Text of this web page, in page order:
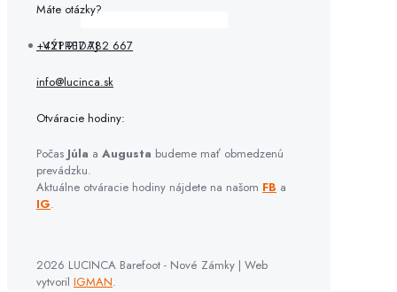
VÝPREDAJ
Máte otázky?
+421 917 782 667
info@lucinca.sk
Otváracie hodiny:
Počas Júla a Augusta budeme mať obmedzenú
prevádzku.
Aktuálne otváracie hodiny nájdete na našom FB a
IG.
2026 LUCINCA Barefoot - Nové Zámky | Web
vytvoril IGMAN.